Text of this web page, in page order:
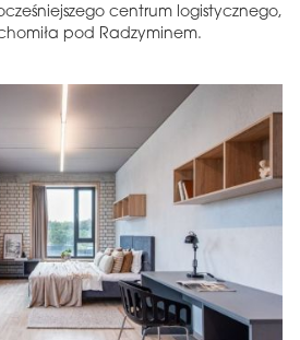
centrum logistycznego,
pod Radzyminem.